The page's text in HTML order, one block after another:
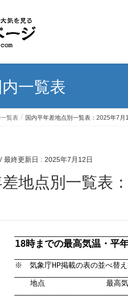
一覧表
覧表 国内平年差地点別一覧表：2025年7
/ 最終更新日 : 2025年7月12日
18時までの最高気温・平
※ 気象庁HP掲載の表の並べ替え
地点 最高